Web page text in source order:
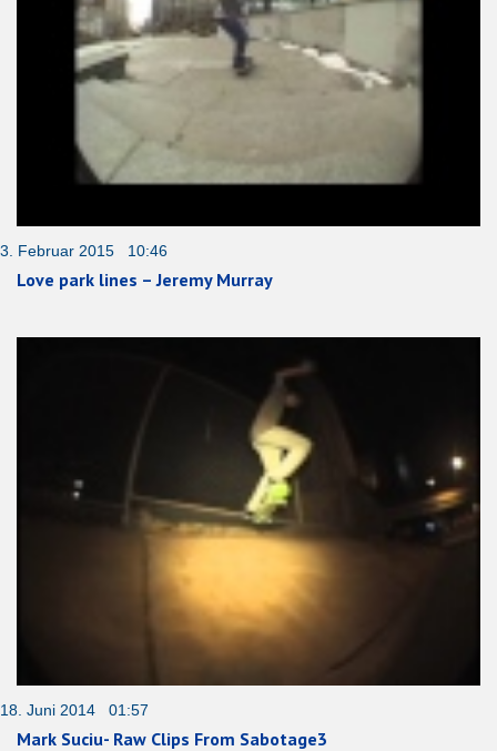
3. Februar 2015 10:46
Love park lines – Jeremy Murray
18. Juni 2014 01:57
Mark Suciu- Raw Clips From Sabotage3